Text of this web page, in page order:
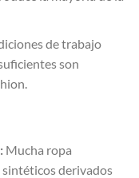
de trabajo
son
Mucha ropa
derivados